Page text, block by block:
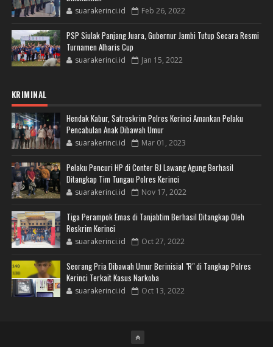
suarakerinci.id Feb 26, 2022
PSP Siulak Panjang Juara, Gubernur Jambi Tutup Secara Resmi
Turnamen Alharis Cup
suarakerinci.id Jan 15, 2022
KRIMINAL
Hendak Kabur, Satreskrim Polres Kerinci Amankan Pelaku
Pencabulan Anak Dibawah Umur
suarakerinci.id Mar 01, 2023
Pelaku Pencuri HP di Conter BJ Lawang Agung Berhasil
Ditangkap Tim Tungau Polres Kerinci
suarakerinci.id Nov 17, 2022
Tiga Perampok Emas di Tanjabtim Berhasil Ditangkap Oleh
Reskrim Kerinci
suarakerinci.id Oct 27, 2022
Seorang Pria Dibawah Umur Berinisial "R" di Tangkap Polres
Kerinci Terkait Kasus Narkoba
suarakerinci.id Oct 13, 2022